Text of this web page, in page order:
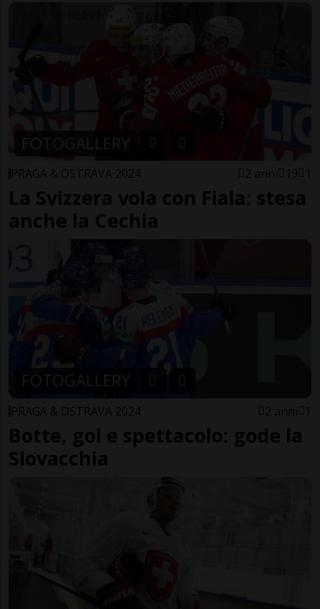
FOTOGALLERY
PRAGA & OSTRAVA 2024 2 anni 19 1
La Svizzera vola con Fiala: stesa
anche la Cechia
FOTOGALLERY
PRAGA & OSTRAVA 2024 2 anni 1
Botte, gol e spettacolo: gode la
Slovacchia